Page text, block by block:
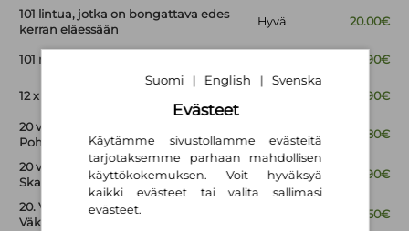
101 lintua, jotka on bongattava edes
kerran eläessään
Hyvä 20.00€
101 rukousvastausta
Uutta
17.90€
12 x koti
Uutta
25.90€
20 valoisaa ja viihtyisää kotia
Pohjoismaista
vastaava
15.80€
20 valoisaa ja viihtyisää kotia
Skandinaviasta
Uutta
vastaava
26.90€
20. VUOSISADAN TILINPÄÄTÖS :
Väkivallan vuodet
18.50€
Suomi | English | Svenska
Evästeet
Käytämme sivustollamme evästeitä
tarjotaksemme parhaan mahdollisen
käyttökokemuksen. Voit hyväksyä
kaikki evästeet tai valita sallimasi
evästeet.